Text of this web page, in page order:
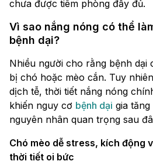
chưa được tiêm phòng đầy đủ.
Vì sao nắng nóng có thể
bệnh dại?
Nhiều người cho rằng bệnh dại
bị chó hoặc mèo cắn. Tuy
dịch tễ, thời tiết nắng nóng
khiến nguy cơ bệnh dại gia
nguyên nhân quan trọng sau
Chó mèo dễ stress, kích động
thời tiết oi bức